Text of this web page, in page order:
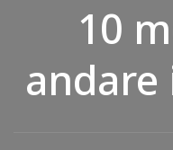
10
andare